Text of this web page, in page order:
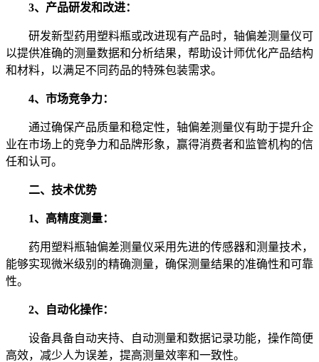
3、产品研发和改进：
研发新型药用塑料瓶或改进现有产品时，轴偏差测量仪可
以提供准确的测量数据和分析结果，帮助设计师优化产品结构
和材料，以满足不同药品的特殊包装需求。
4、市场竞争力：
通过确保产品质量和稳定性，轴偏差测量仪有助于提升企
业在市场上的竞争力和品牌形象，赢得消费者和监管机构的信
任和认可。
二、技术优势
1、高精度测量：
药用塑料瓶轴偏差测量仪采用先进的传感器和测量技术，
能够实现微米级别的精确测量，确保测量结果的准确性和可靠
性。
2、自动化操作：
设备具备自动夹持、自动测量和数据记录功能，操作简便
高效，减少人为误差，提高测量效率和一致性。